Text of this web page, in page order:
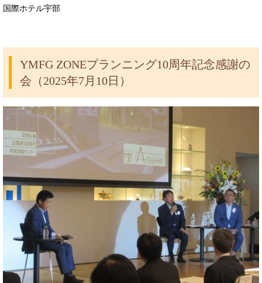
国際ホテル宇部
YMFG ZONEプランニング10周年記念感謝の
会（2025年7月10日）